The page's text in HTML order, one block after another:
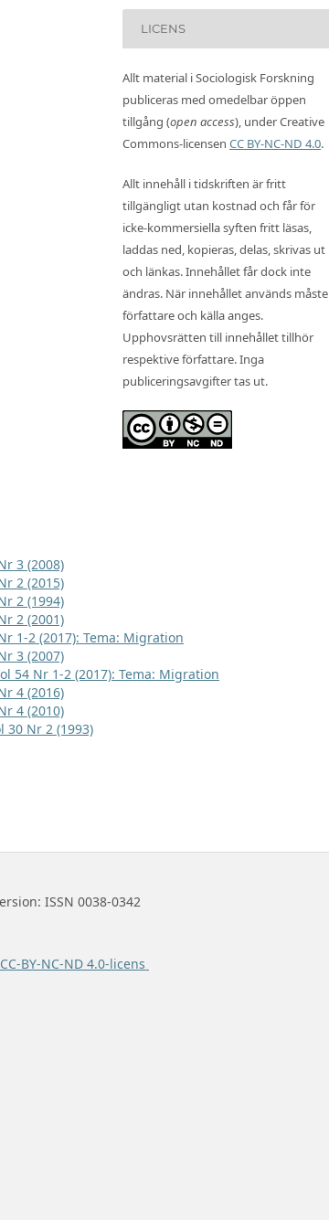
LICENS
Allt material i Sociologisk Forskning
publiceras med omedelbar öppen
tillgång (open access), under Creative
Commons-licensen CC BY-NC-ND 4.0.
Allt innehåll i tidskriften är fritt
tillgängligt utan kostnad och får för
icke-kommersiella syften fritt läsas,
laddas ned, kopieras, delas, skrivas ut
och länkas. Innehållet får dock inte
ändras. När innehållet används måste
författare och källa anges.
Upphovsrätten till innehållet tillhör
respektive författare. Inga
publiceringsavgifter tas ut.
3 (2008)
2 (2015)
2 (1994)
2 (2001)
1-2 (2017): Tema: Migration
3 (2007)
54 Nr 1-2 (2017): Tema: Migration
4 (2016)
4 (2010)
30 Nr 2 (1993)
ISSN 0038-0342
BY-NC-ND 4.0-licens